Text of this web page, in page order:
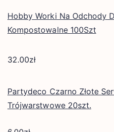
Hobby Worki Na Odchody
Kompostowalne 100Szt
32.00zł
Partydeco Czarno Złote
Trójwarstwowe 20szt.